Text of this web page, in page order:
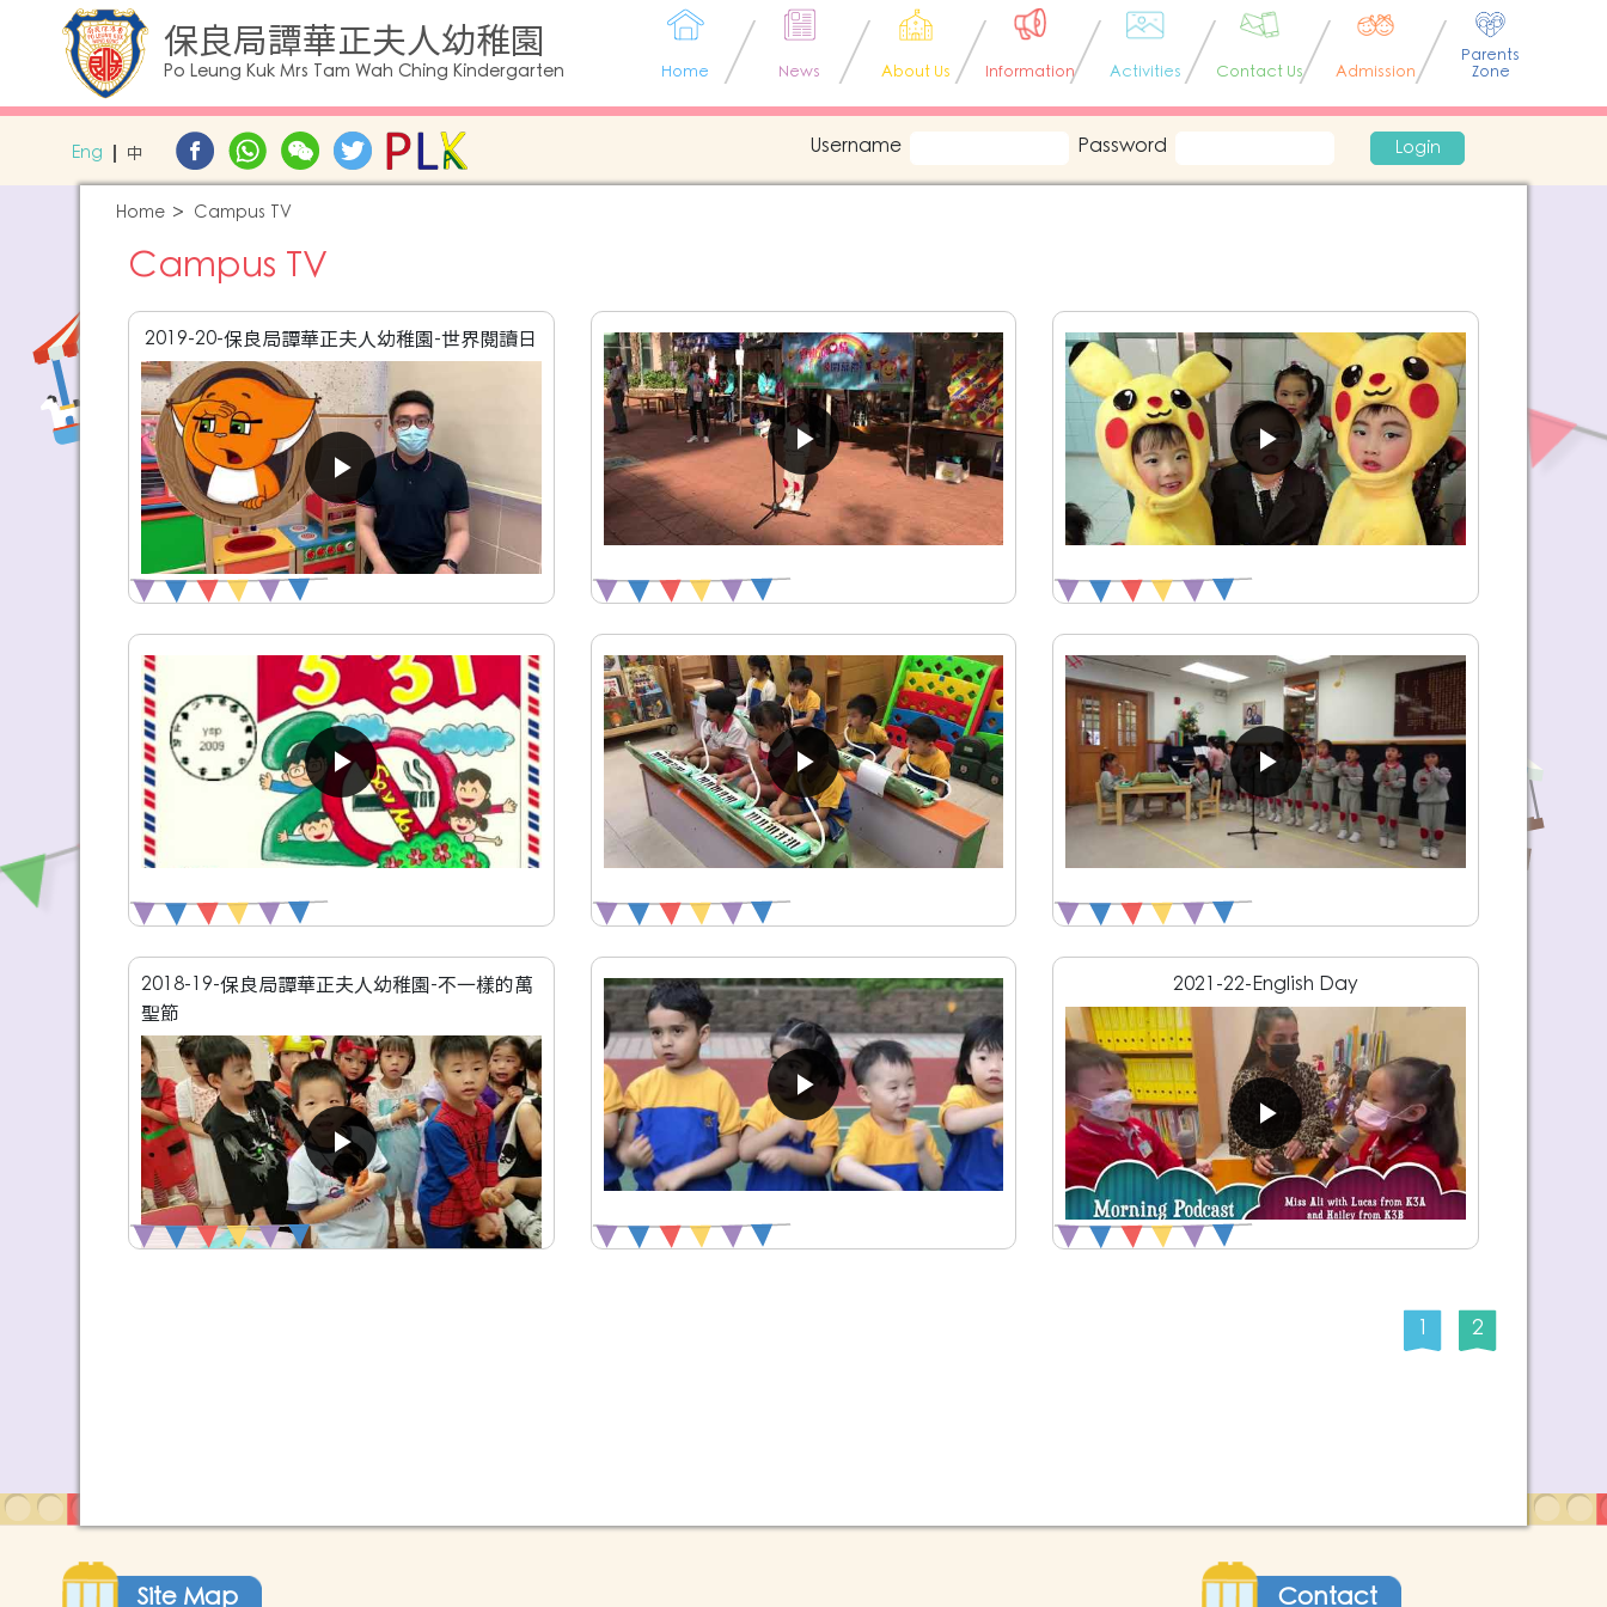
保良局譚華正夫人幼稚園
Po Leung Kuk Mrs Tam Wah Ching Kindergarten Home News About Us Information Activities Contact Us Admission
Parents
Zone
Eng 中 Username Password Login
Home Campus TV
Campus TV
2019-20-保良局譚華正夫人幼稚園-世界閱讀日
2018-19-保良局譚華正夫人幼稚園-不一樣的萬
聖節
2021-22-English Day
1 2
Site Map Contact